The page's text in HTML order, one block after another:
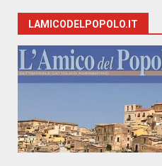
LAMICODELPOPOLO.IT